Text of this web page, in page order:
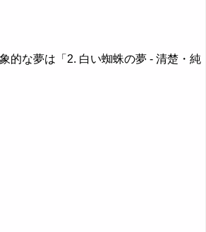
的な夢は「2. 白い蜘蛛の夢 - 清楚・純